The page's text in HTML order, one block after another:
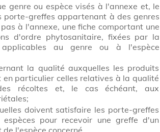
genre ou espèce visés à l'annexe et, le
porte-greffes appartenant à des genres
à l'annexe, une fiche comportant une
d'ordre phytosanitaire, fixées par la
applicables au genre ou à l'espèce
la qualité auxquelles les produits
particulier celles relatives à la qualité
récoltes et, le cas échéant, aux
doivent satisfaire les porte-greffes
pour recevoir une greffe d'un
l'espèce concerné.